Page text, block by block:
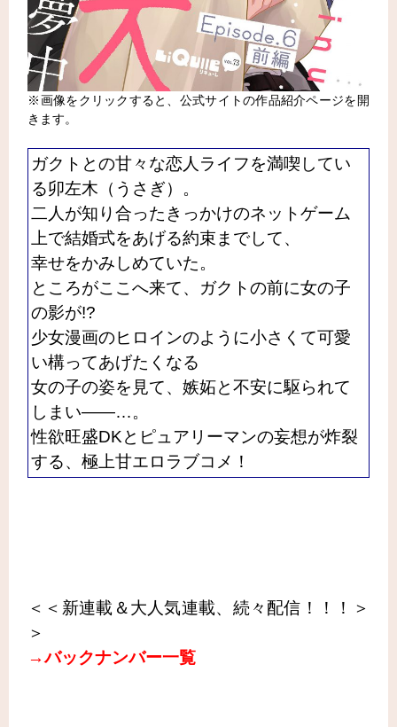
※画像をクリックすると、公式サイトの作品紹介ページを開
きます。
ガクトとの甘々な恋人ライフを満喫してい
る卯左木（うさぎ）。
二人が知り合ったきっかけのネットゲーム
上で結婚式をあげる約束までして、
幸せをかみしめていた。
ところがここへ来て、ガクトの前に女の子
の影が!?
少女漫画のヒロインのように小さくて可愛
い構ってあげたくなる
女の子の姿を見て、嫉妬と不安に駆られて
しまい――…。
性欲旺盛DKとピュアリーマンの妄想が炸裂
する、極上甘エロラブコメ！
＜＜新連載＆大人気連載、続々配信！！！＞
＞
→バックナンバー一覧